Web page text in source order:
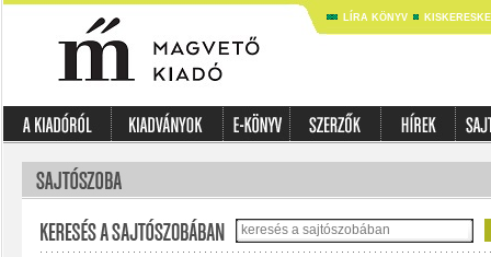
LÍRA KÖNYV